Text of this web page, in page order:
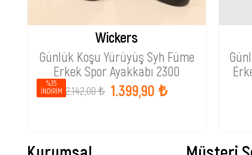
Wickers
Günlük Koşu Yürüyüş Syh Füme
Erkek Spor Ayakkabı 2300
1.399,90 ₺
2.142,00 ₺
%35
İNDIRIM